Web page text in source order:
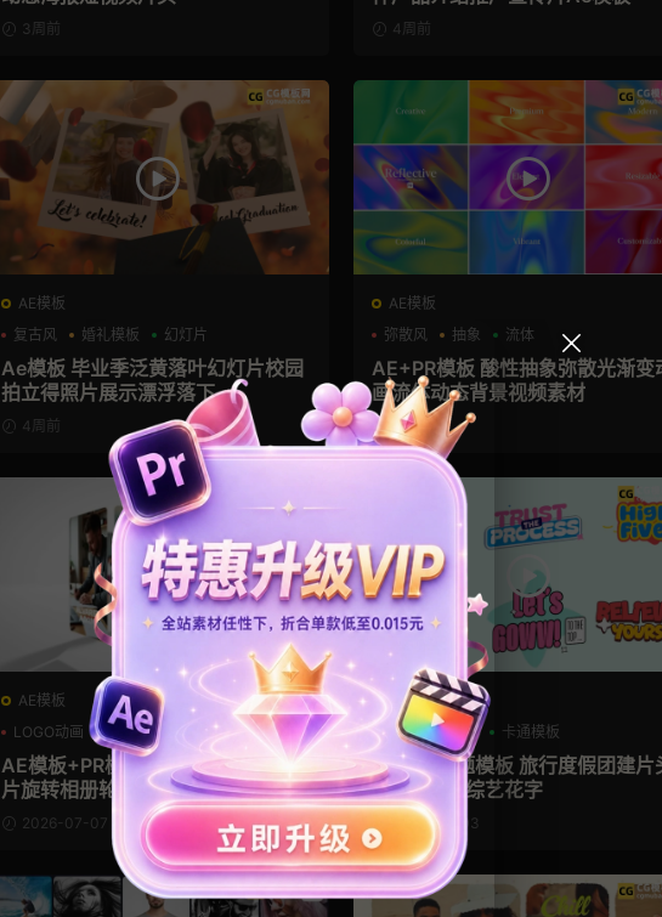
3周前 4周前
AE模板
复古风
婚礼模板 幻灯片
Ae模板 毕业季泛黄落叶幻灯片校园
拍立得照片展示漂浮落下
4周前
AE模板
弥散风
抽象 流体
AE+PR模板 酸性抽象弥散光渐变
画流体动态背景视频素材
4周前
AE模板
LOGO动画
三维
AE模板+PR模板 3D漂浮卡片竖版照
片旋转相册轮播视频片头
2026-07-07
AE模板
VLOG
动漫 卡通模板
Ae卡通标题模板 旅行度假团建片
动画VLOG综艺花字
2026-07-03